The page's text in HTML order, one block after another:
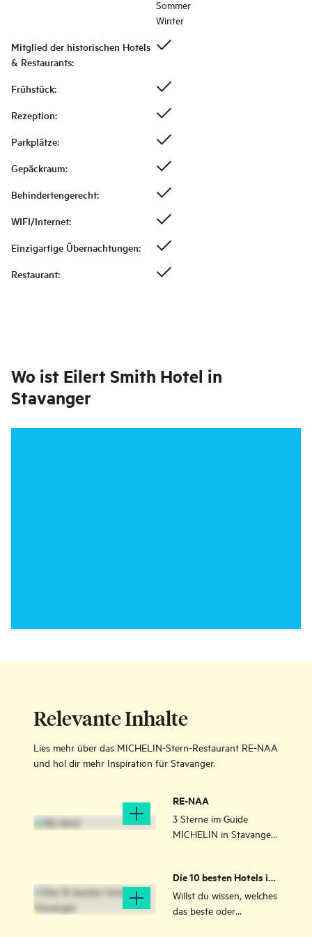
Sommer
Winter
Mitglied der historischen Hotels
& Restaurants:
Frühstück:
Rezeption:
Parkplätze:
Gepäckraum:
Behindertengerecht:
WIFI/Internet:
Einzigartige Übernachtungen:
Restaurant:
Wo ist Eilert Smith Hotel in
Stavanger
Relevante Inhalte
Lies mehr über das MICHELIN-Stern-Restaurant RE-NAA
und hol dir mehr Inspiration für Stavanger.
RE-NAA
3 Sterne im Guide
MICHELIN in Stavanger!
Allerbestes.
Die 10 besten Hotels in
Stavanger
Willst du wissen, welches
das beste oder